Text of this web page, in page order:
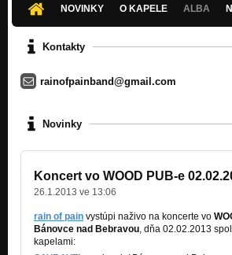
System Let You Down
Nezařazeno
NOVINKY O KAPELE ALBA
Kontakty
rainofpainband@gmail.com
Novinky
Koncert vo WOOD PUB-e
26.1.2013 ve 13:06
rain of pain vystúpi naživo na koncerte vo
Bánovce nad Bebravou, dňa 02.02.2013
kapelami: